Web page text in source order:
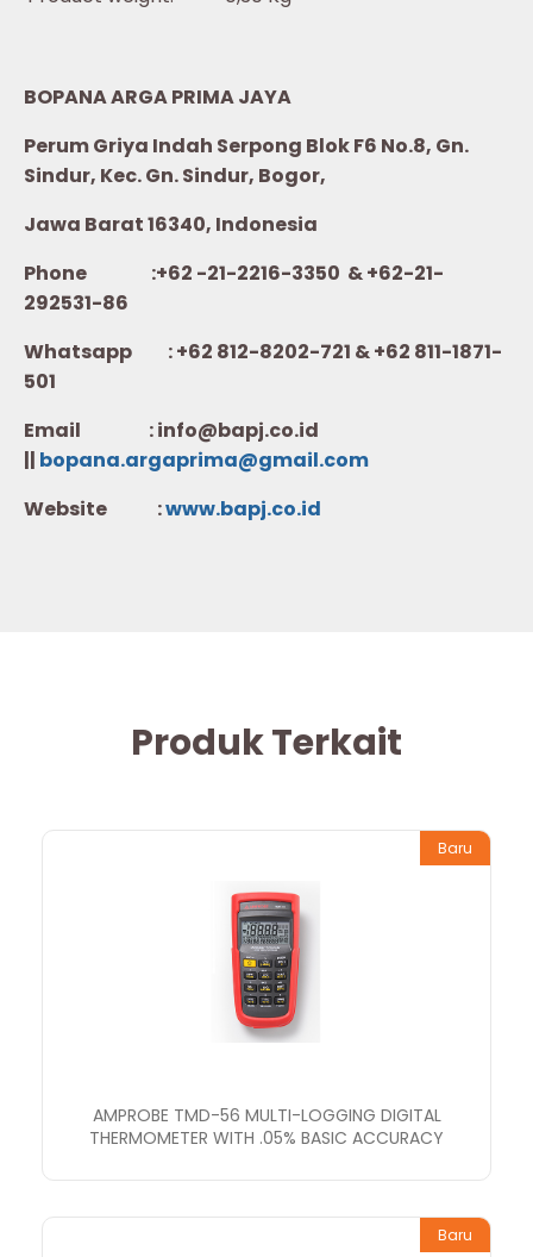
BOPANA ARGA PRIMA JAYA
Perum Griya Indah Serpong Blok F6 No.8, Gn.
Sindur, Kec. Gn. Sindur, Bogor,
Jawa Barat 16340, Indonesia
Phone :+62 -21-2216-3350 & +62-21-
292531-86
Whatsapp :+62 812-8202-721 & +62 811-1871-
501
Email : info@bapj.co.id
|| bopana.argaprima@gmail.com
Website :www.bapj.co.id
Produk Terkait
Baru
AMPROBE TMD-56 MULTI-LOGGING DIGITAL
THERMOMETER WITH .05% BASIC ACCURACY
Baru